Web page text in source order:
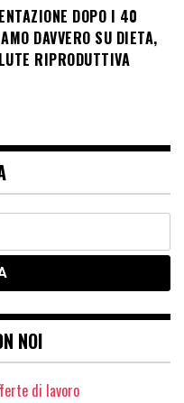
DOPO I 40
DAVVERO SU DIETA,
RIPRODUTTIVA
NOI
di lavoro